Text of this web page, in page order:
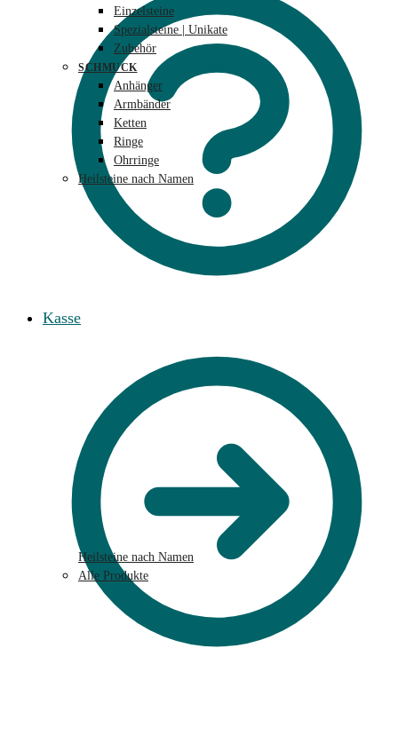
Kasse
Einzelsteine
Spezialsteine | Unikate
Zubehör
SCHMUCK
Anhänger
Armbänder
Ketten
Ringe
Ohrringe
Heilsteine nach Namen
Heilsteine nach Namen
Alle Produkte